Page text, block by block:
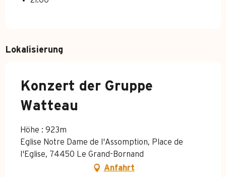
Lokalisierung
Konzert der Gruppe
Watteau
Höhe : 923m
Eglise Notre Dame de l'Assomption, Place de
l'Eglise, 74450 Le Grand-Bornand
Anfahrt